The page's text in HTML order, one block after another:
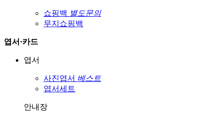
쇼핑백 별도문의
무지쇼핑백
엽서·카드
엽서
사진엽서 베스트
엽서세트
안내장